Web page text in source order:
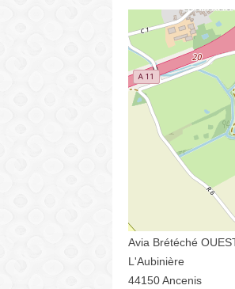
Avia Brétéché
L'Aubinière
44150 Ancenis